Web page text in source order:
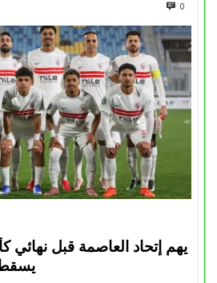
0
يهم إتحاد العاصمة قبل